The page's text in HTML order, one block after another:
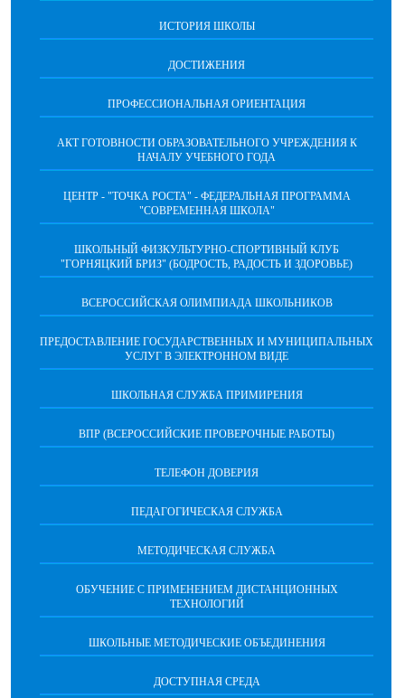
ИСТОРИЯ ШКОЛЫ
ДОСТИЖЕНИЯ
ПРОФЕССИОНАЛЬНАЯ ОРИЕНТАЦИЯ
АКТ ГОТОВНОСТИ ОБРАЗОВАТЕЛЬНОГО УЧРЕЖДЕНИЯ К
НАЧАЛУ УЧЕБНОГО ГОДА
ЦЕНТР - "ТОЧКА РОСТА" - ФЕДЕРАЛЬНАЯ ПРОГРАММА
"СОВРЕМЕННАЯ ШКОЛА"
ШКОЛЬНЫЙ ФИЗКУЛЬТУРНО-СПОРТИВНЫЙ КЛУБ
"ГОРНЯЦКИЙ БРИЗ" (БОДРОСТЬ, РАДОСТЬ И ЗДОРОВЬЕ)
ВСЕРОССИЙСКАЯ ОЛИМПИАДА ШКОЛЬНИКОВ
ПРЕДОСТАВЛЕНИЕ ГОСУДАРСТВЕННЫХ И МУНИЦИПАЛЬНЫХ
УСЛУГ В ЭЛЕКТРОННОМ ВИДЕ
ШКОЛЬНАЯ СЛУЖБА ПРИМИРЕНИЯ
ВПР (ВСЕРОССИЙСКИЕ ПРОВЕРОЧНЫЕ РАБОТЫ)
ТЕЛЕФОН ДОВЕРИЯ
ПЕДАГОГИЧЕСКАЯ СЛУЖБА
МЕТОДИЧЕСКАЯ СЛУЖБА
ОБУЧЕНИЕ С ПРИМЕНЕНИЕМ ДИСТАНЦИОННЫХ
ТЕХНОЛОГИЙ
ШКОЛЬНЫЕ МЕТОДИЧЕСКИЕ ОБЪЕДИНЕНИЯ
ДОСТУПНАЯ СРЕДА